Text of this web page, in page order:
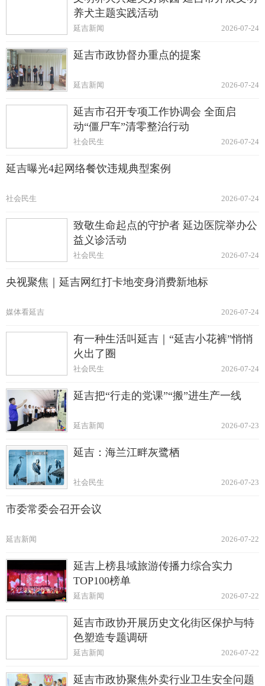
养犬主题实践活动
2026-07-24
延吉新闻
延吉市政协督办重点的提案
2026-07-24
延吉新闻
延吉市召开专项工作协调会 全面启
动“僵尸车”清零整治行动
2026-07-24
社会民生
延吉曝光4起网络餐饮违规典型案例
2026-07-24
社会民生
致敬生命起点的守护者 延边医院举办公
益义诊活动
2026-07-24
社会民生
央视聚焦｜延吉网红打卡地变身消费新地标
2026-07-24
媒体看延吉
有一种生活叫延吉｜“延吉小花裤”悄悄
火出了圈
2026-07-24
社会民生
延吉把“行走的党课”“搬”进生产一线
2026-07-23
延吉新闻
延吉：海兰江畔灰鹭栖
2026-07-23
社会民生
市委常委会召开会议
2026-07-22
延吉新闻
延吉上榜县域旅游传播力综合实力
TOP100榜单
2026-07-22
延吉新闻
延吉市政协开展历史文化街区保护与特
色塑造专题调研
2026-07-22
延吉新闻
延吉市政协聚焦外卖行业卫生安全问题